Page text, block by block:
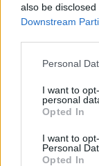
also be
Downstream
Personal
I want to
personal
Opted In
I want to
Personal
Opted In